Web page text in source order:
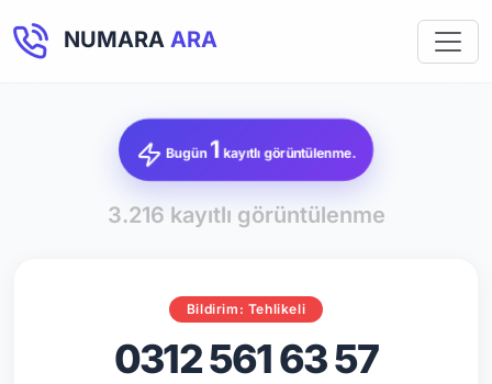
NUMARA ARA
Bugün1 kayıtlı görüntülenme.
3.216 kayıtlı görüntülenme
Bildirim: Tehlikeli
0312 561 63 57